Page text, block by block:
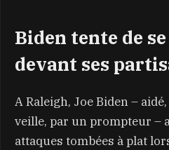
Biden tente de
devant ses
A Raleigh, Joe Biden –
veille, par un prompteur –
attaques tombées à plat